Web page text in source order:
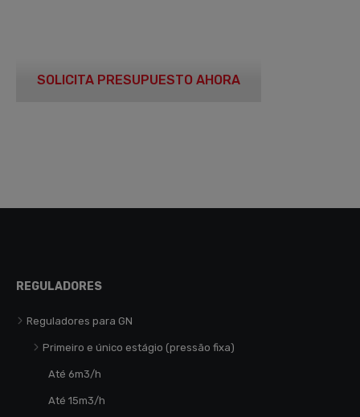
SOLICITA PRESUPUESTO AHORA
REGULADORES
Reguladores para GN
Primeiro e único estágio (pressão fixa)
Até 6m3/h
Até 15m3/h